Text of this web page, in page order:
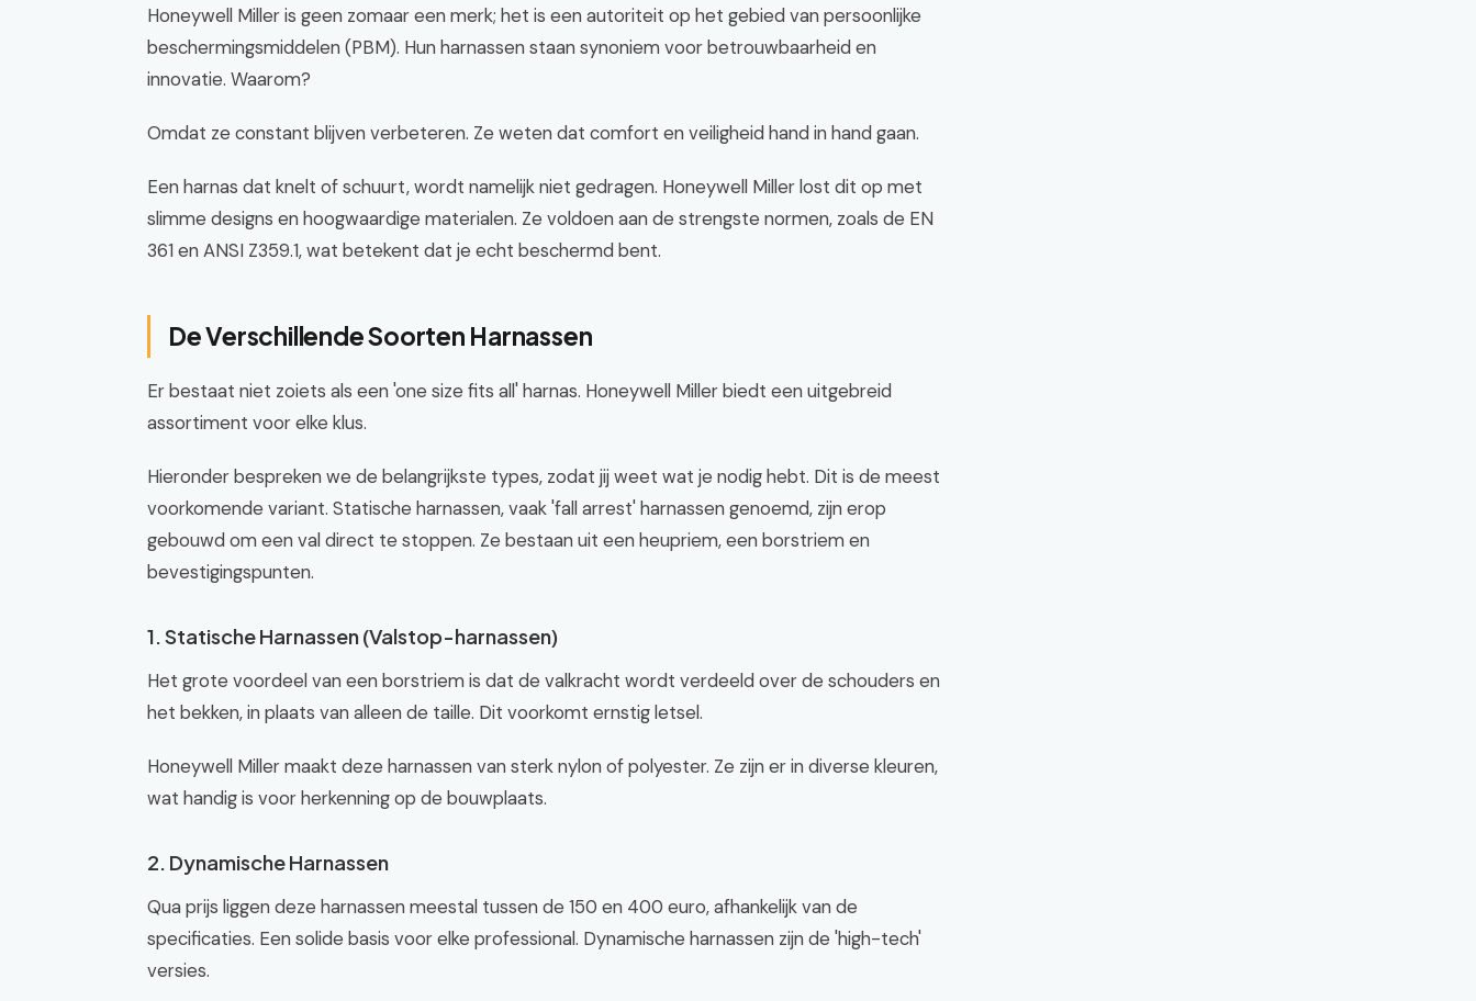
Honeywell Miller is geen zomaar een merk; het is een autoriteit op het gebied van persoonlijke
beschermingsmiddelen (PBM). Hun harnassen staan synoniem voor betrouwbaarheid en
innovatie. Waarom?
Omdat ze constant blijven verbeteren. Ze weten dat comfort en veiligheid hand in hand gaan.
Een harnas dat knelt of schuurt, wordt namelijk niet gedragen. Honeywell Miller lost dit op met
slimme designs en hoogwaardige materialen. Ze voldoen aan de strengste normen, zoals de EN
361 en ANSI Z359.1, wat betekent dat je echt beschermd bent.
De Verschillende Soorten Harnassen
Er bestaat niet zoiets als een 'one size fits all' harnas. Honeywell Miller biedt een uitgebreid
assortiment voor elke klus.
Hieronder bespreken we de belangrijkste types, zodat jij weet wat je nodig hebt. Dit is de meest
voorkomende variant. Statische harnassen, vaak 'fall arrest' harnassen genoemd, zijn erop
gebouwd om een val direct te stoppen. Ze bestaan uit een heupriem, een borstriem en
bevestigingspunten.
1. Statische Harnassen (Valstop-harnassen)
Het grote voordeel van een borstriem is dat de valkracht wordt verdeeld over de schouders en
het bekken, in plaats van alleen de taille. Dit voorkomt ernstig letsel.
Honeywell Miller maakt deze harnassen van sterk nylon of polyester. Ze zijn er in diverse kleuren,
wat handig is voor herkenning op de bouwplaats.
2. Dynamische Harnassen
Qua prijs liggen deze harnassen meestal tussen de 150 en 400 euro, afhankelijk van de
specificaties. Een solide basis voor elke professional. Dynamische harnassen zijn de 'high-tech'
versies.